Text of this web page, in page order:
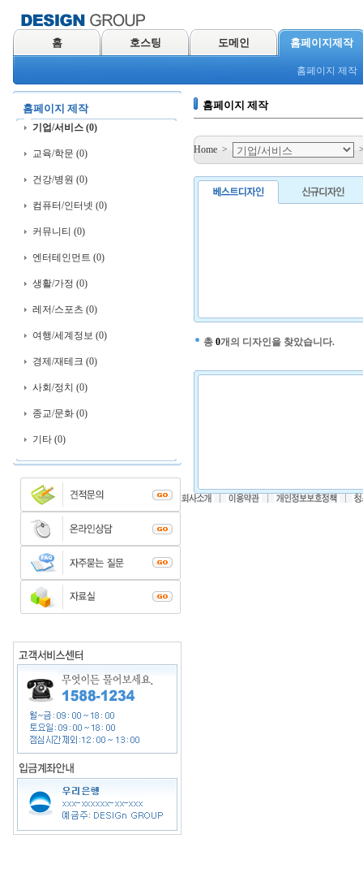
홈 호스팅 도메인 홈페이지제작
홈페이지 제작
홈페이지 제작
기업/서비스 (0)
교육/학문 (0)
건강/병원 (0)
컴퓨터/인터넷 (0)
커뮤니티 (0)
엔터테인먼트 (0)
생활/가정 (0)
레저/스포츠 (0)
여행/세계정보 (0)
경제/재테크 (0)
사회/정치 (0)
종교/문화 (0)
기타 (0)
홈페이지 제작
Home >
총 0개의 디자인을 찾았습니다.